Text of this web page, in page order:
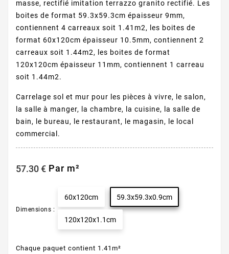
masse, rectifié imitation terrazzo granito rectifié. Les
boites de format 59.3x59.3cm épaisseur 9mm,
contiennent 4 carreaux soit 1.41m2, les boites de
format 60x120cm épaisseur 10.5mm, contiennent 2
carreaux soit 1.44m2, les boites de format
120x120cm épaisseur 11mm, contiennent 1 carreau
soit 1.44m2.
Carrelage sol et mur pour les pièces à vivre, le salon,
la salle à manger, la chambre, la cuisine, la salle de
bain, le bureau, le restaurant, le magasin, le local
commercial.
57.30 € Par m²
Dimensions :
60x120cm 59.3x59.3x0.9cm
120x120x1.1cm
Chaque paquet contient 1.41m²